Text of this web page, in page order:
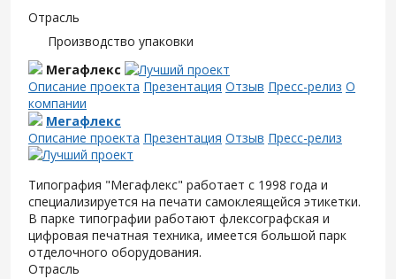
Отрасль
Производство упаковки
Мегафлекс
Описание проекта Презентация Отзыв Пресс-релиз О
компании
Мегафлекс
Описание проекта Презентация Отзыв Пресс-релиз
Типография "Мегафлекс" работает с 1998 года и
специализируется на печати самоклеящейся этикетки.
В парке типографии работают флексографская и
цифровая печатная техника, имеется большой парк
отделочного оборудования.
Отрасль